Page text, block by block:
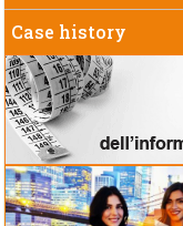
Case history